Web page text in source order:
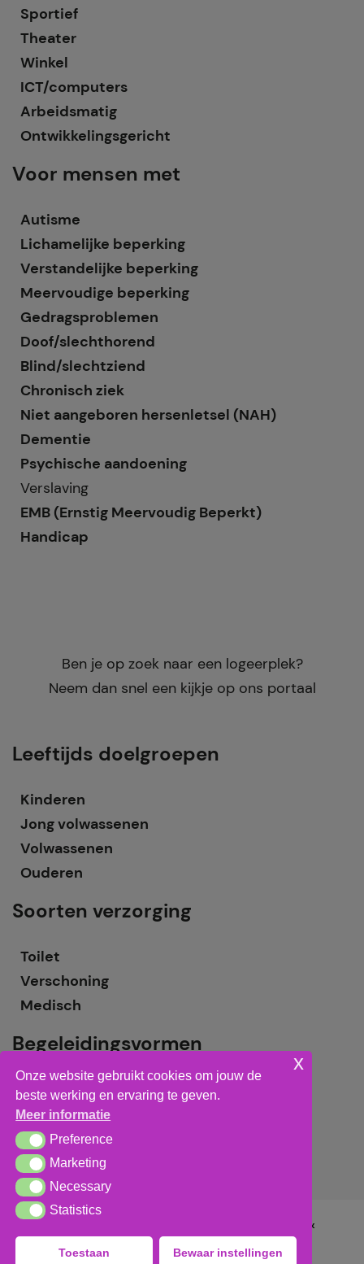
Sportief
Theater
Winkel
ICT/computers
Arbeidsmatig
Ontwikkelingsgericht
Voor mensen met
Autisme
Lichamelijke beperking
Verstandelijke beperking
Meervoudige beperking
Gedragsproblemen
Doof/slechthorend
Blind/slechtziend
Chronisch ziek
Niet aangeboren hersenletsel (NAH)
Dementie
Psychische aandoening
Verslaving
EMB (Ernstig Meervoudig Beperkt)
Handicap
Ben je op zoek naar een logeerplek?
Neem dan snel een kijkje op ons portaal
Leeftijds doelgroepen
Kinderen
Jong volwassenen
Volwassenen
Ouderen
Soorten verzorging
Toilet
Verschoning
Medisch
Begeleidingsvormen
Grote groepsbegeleiding
Kleine groepsbegeleiding
Individuele begeleiding
&
cookieverklaring
Onze website gebruikt cookies om jouw de
beste werking en ervaring te geven.
Meer informatie
PreferencePreference
MarketingMarketing
NecessaryNecessary
StatisticsStatistics
Toestaan Bewaar instellingen
x